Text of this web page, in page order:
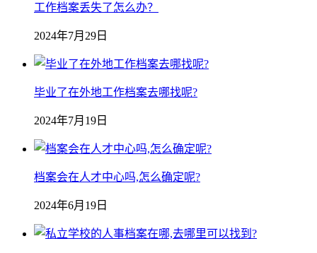
工作档案丢失了怎么办？
2024年7月29日
毕业了在外地工作档案去哪找呢?
2024年7月19日
档案会在人才中心吗,怎么确定呢?
2024年6月19日